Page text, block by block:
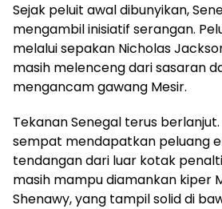
Sejak peluit awal dibunyikan,
mengambil inisiatif serangan.
melalui sepakan Nicholas
masih melenceng dari sasaran
mengancam gawang Mesir.
Tekanan Senegal terus
sempat mendapatkan peluang
tendangan dari luar kotak
masih mampu diamankan kiper
Shenawy, yang tampil solid di